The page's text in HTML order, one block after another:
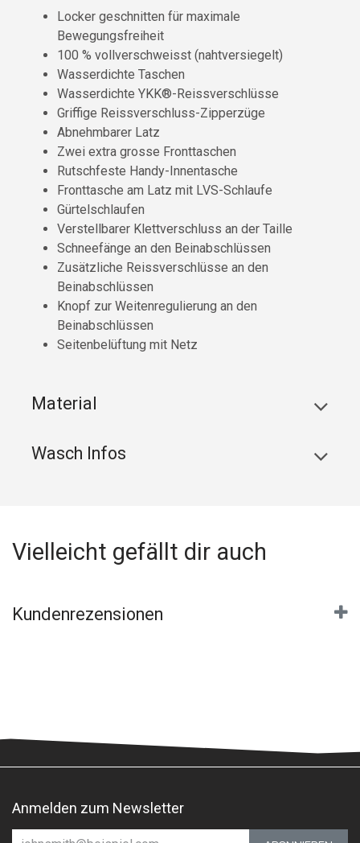
Locker geschnitten für maximale
Bewegungsfreiheit
100 % vollverschweisst (nahtversiegelt)
Wasserdichte Taschen
Wasserdichte YKK®-Reissverschlüsse
Griffige Reissverschluss-Zipperzüge
Abnehmbarer Latz
Zwei extra grosse Fronttaschen
Rutschfeste Handy-Innentasche
Fronttasche am Latz mit LVS-Schlaufe
Gürtelschlaufen
Verstellbarer Klettverschluss an der Taille
Schneefänge an den Beinabschlüssen
Zusätzliche Reissverschlüsse an den
Beinabschlüssen
Knopf zur Weitenregulierung an den
Beinabschlüssen
Seitenbelüftung mit Netz
Material
Wasch Infos
Vielleicht gefällt dir auch
Kundenrezensionen
Anmelden zum Newsletter